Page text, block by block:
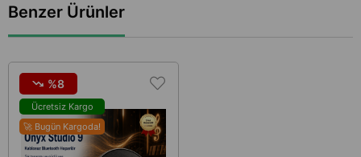
Benzer Ürünler
%8
Ücretsiz Kargo
🚀 Bugün Kargoda!